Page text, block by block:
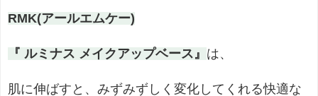
RMK(アールエムケー)
『 ルミナス メイクアップベース』 は、
肌に伸ばすと、みずみずしく変化してくれる快適な